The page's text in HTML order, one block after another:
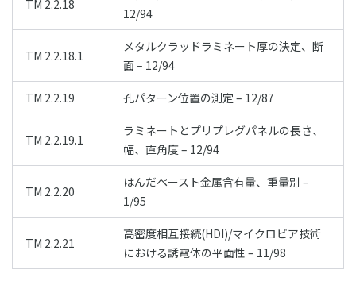
TM 2.2.18
12/94
TM 2.2.18.1
メタルクラッドラミネート厚の決定、断
面 – 12/94
TM 2.2.19 孔パターン位置の測定 – 12/87
TM 2.2.19.1
ラミネートとプリプレグパネルの長さ、
幅、直角度 – 12/94
TM 2.2.20
はんだペースト金属含有量、重量別 –
1/95
TM 2.2.21
高密度相互接続(HDI)/マイクロビア技術
における誘電体の平面性 – 11/98